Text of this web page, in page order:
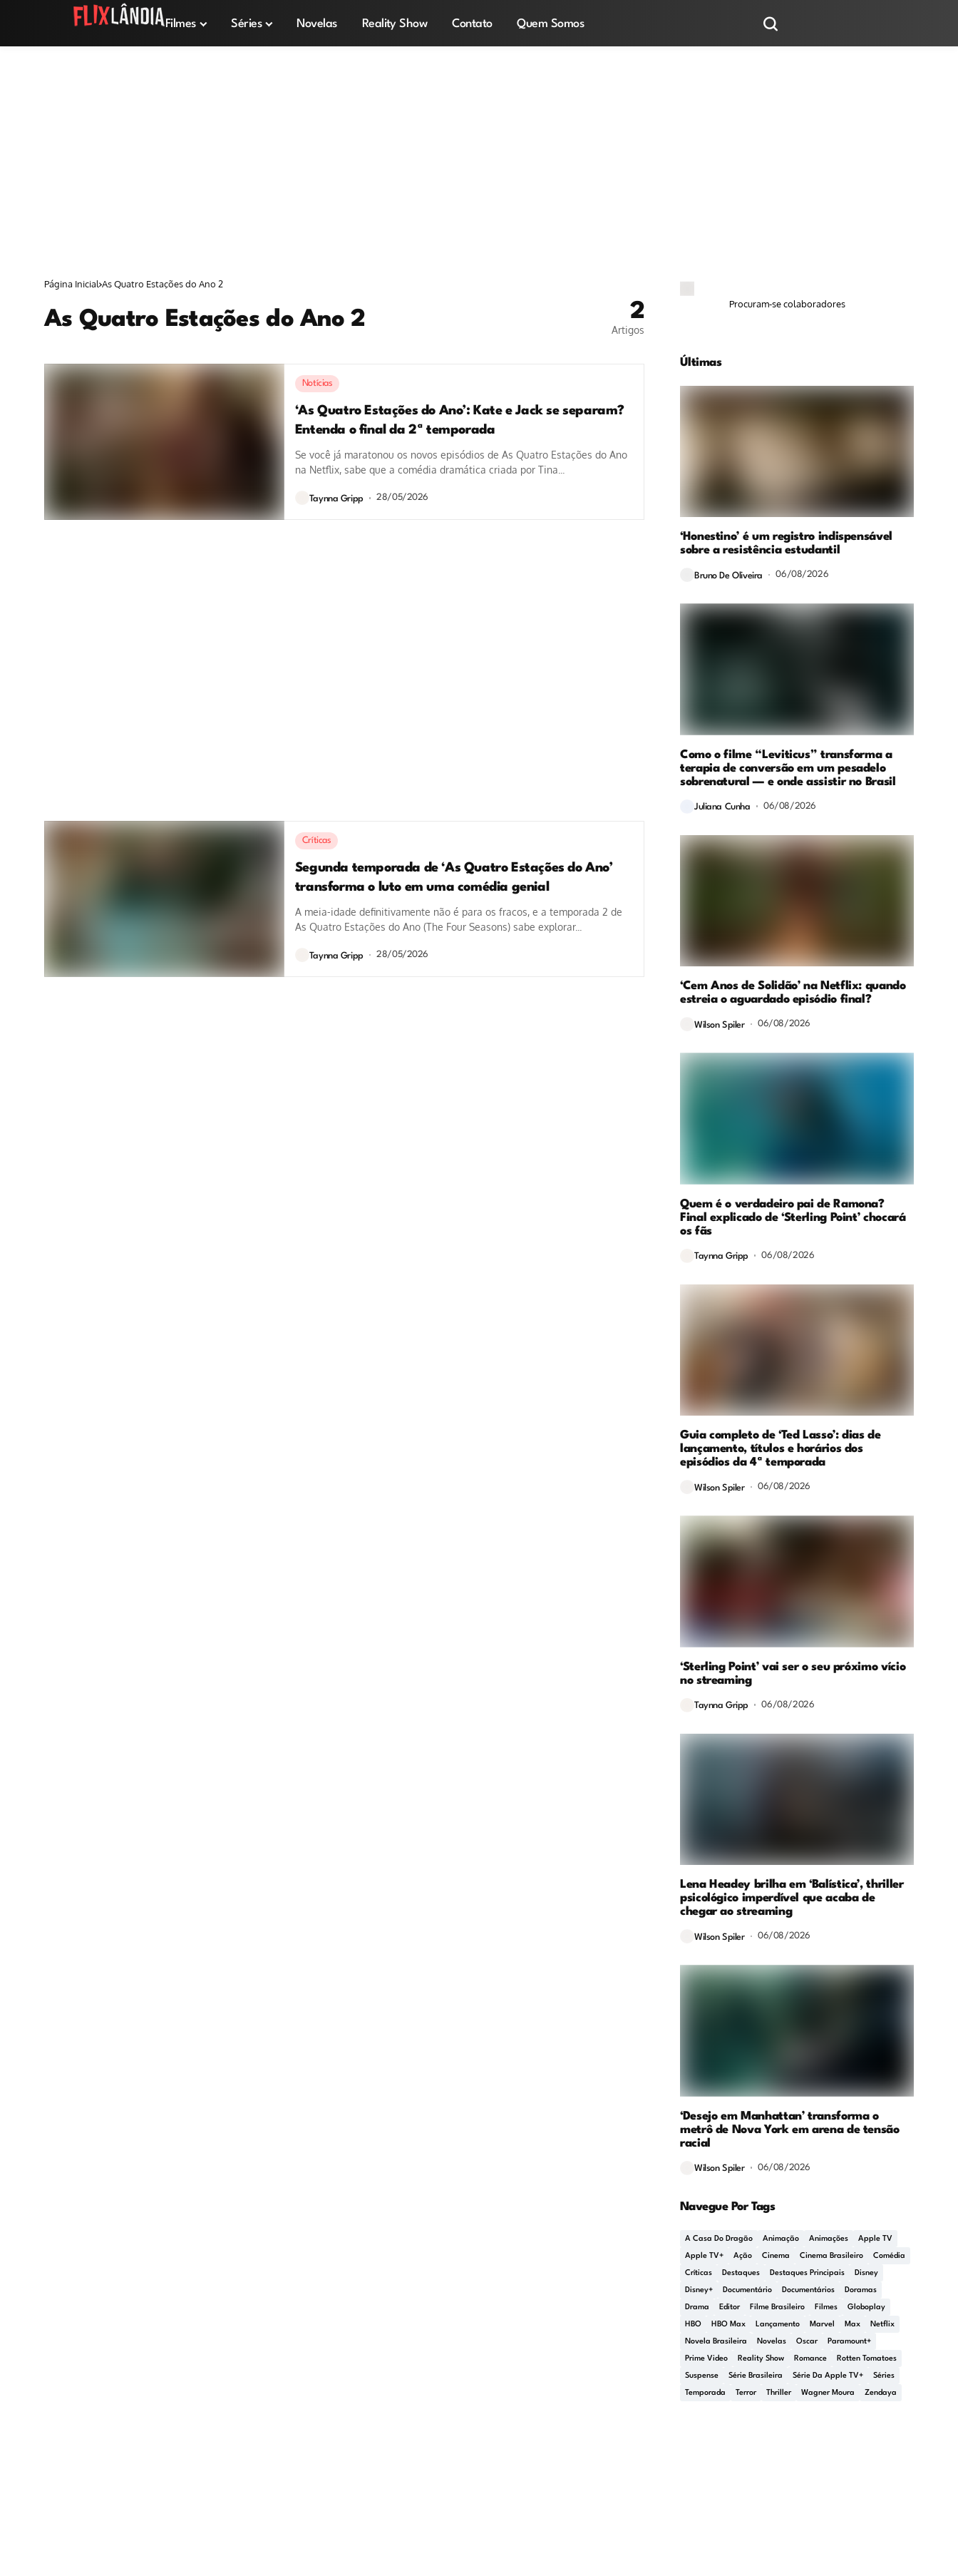
Filmes Séries Novelas Reality Show Contato Quem Somos
Página Inicial As Quatro Estações do Ano 2
As Quatro Estações do Ano 2 2
Artigos
Notícias
‘As Quatro Estações do Ano’: Kate e Jack se separam?
Entenda o final da 2ª temporada
Se você já maratonou os novos episódios de As Quatro Estações do Ano
na Netflix, sabe que a comédia dramática criada por Tina...
Taynna Gripp 28/05/2026
Críticas
Segunda temporada de ‘As Quatro Estações do Ano’
transforma o luto em uma comédia genial
A meia-idade definitivamente não é para os fracos, e a temporada 2 de
As Quatro Estações do Ano (The Four Seasons) sabe explorar...
Taynna Gripp 28/05/2026
Procuram-se colaboradores
Últimas
‘Honestino’ é um registro indispensável
sobre a resistência estudantil
Bruno De Oliveira 06/08/2026
Como o filme “Leviticus” transforma a
terapia de conversão em um pesadelo
sobrenatural — e onde assistir no Brasil
Juliana Cunha 06/08/2026
‘Cem Anos de Solidão’ na Netflix: quando
estreia o aguardado episódio final?
Wilson Spiler 06/08/2026
Quem é o verdadeiro pai de Ramona?
Final explicado de ‘Sterling Point’ chocará
os fãs
Taynna Gripp 06/08/2026
Guia completo de ‘Ted Lasso’: dias de
lançamento, títulos e horários dos
episódios da 4ª temporada
Wilson Spiler 06/08/2026
‘Sterling Point’ vai ser o seu próximo vício
no streaming
Taynna Gripp 06/08/2026
Lena Headey brilha em ‘Balística’, thriller
psicológico imperdível que acaba de
chegar ao streaming
Wilson Spiler 06/08/2026
‘Desejo em Manhattan’ transforma o
metrô de Nova York em arena de tensão
racial
Wilson Spiler 06/08/2026
Navegue Por Tags
A Casa Do Dragão Animação Animações Apple TV
Apple TV+ Ação Cinema Cinema Brasileiro Comédia
Críticas Destaques Destaques Principais Disney
Disney+ Documentário Documentários Doramas
Drama Editor Filme Brasileiro Filmes Globoplay
HBO HBO Max Lançamento Marvel Max Netflix
Novela Brasileira Novelas Oscar Paramount+
Prime Video Reality Show Romance Rotten Tomatoes
Suspense Série Brasileira Série Da Apple TV+ Séries
Temporada Terror Thriller Wagner Moura Zendaya